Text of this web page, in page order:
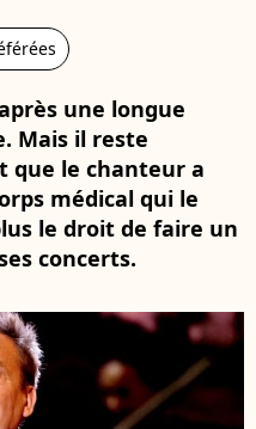
une longue
Mais il reste
que le chanteur a
médical qui le
le droit de faire un
concerts.